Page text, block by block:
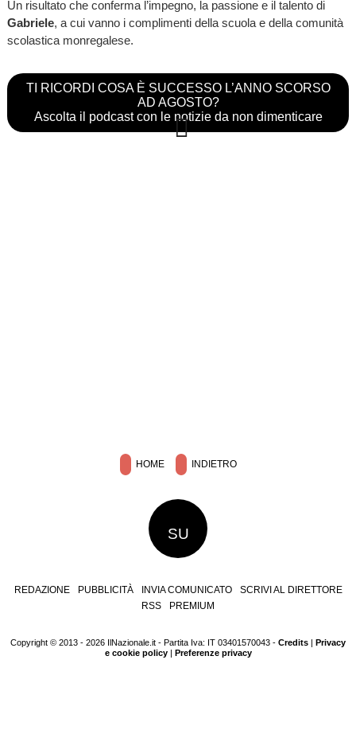
Un risultato che conferma l’impegno, la passione e il talento di
Gabriele, a cui vanno i complimenti della scuola e della comunità
scolastica monregalese.
TI RICORDI COSA È SUCCESSO L’ANNO SCORSO
AD AGOSTO?
Ascolta il podcast con le notizie da non dimenticare
HOME INDIETRO
SU
REDAZIONE PUBBLICITÀ INVIA COMUNICATO
SCRIVI AL DIRETTORE
RSS
PREMIUM
Copyright © 2013 - 2026 IlNazionale.it - Partita Iva: IT 03401570043 - Credits | Privacy
e cookie policy| Preferenze privacy